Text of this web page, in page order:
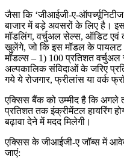
जैसा कि ‘जीआईजी-ए-ऑपर्च्‍यूनिटीज
बाजार में बड़े अवसरों के लिए है।
मॉडलिंग,वर्चुअल सेल्‍स, ऑडिट एवं
खुलेंगे,जो कि इस मॉडल के
मॉडल्‍स – 1) 100 प्रतिशत
अल्‍पकालिक संविदाओं के जरिए
गये ये रोजगार,फ्रीलांस या वर्क
एक्सिस बैंक को उम्‍मीद है कि अगले
प्रतिशत तक इंक्रीमेंटल हायरिंग
बढ़ावा देने में मदद मिलेगी।
एक्सिस के जीआईजी-ए जॉब्‍स में
जाएं: